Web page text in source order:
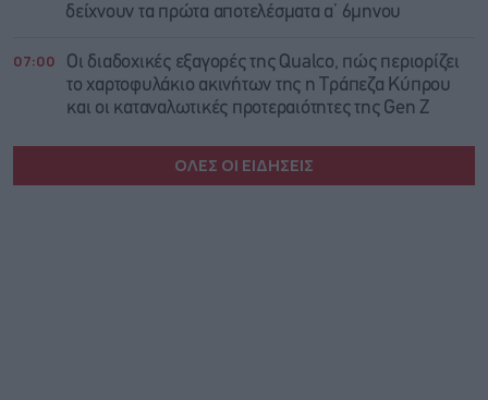
δείχνουν τα πρώτα αποτελέσματα α’ 6μηνου
07:00
Οι διαδοχικές εξαγορές της Qualco, πώς περιορίζει
το χαρτοφυλάκιο ακινήτων της η Τράπεζα Κύπρου
και οι καταναλωτικές προτεραιότητες της Gen Z
ΟΛΕΣ ΟΙ ΕΙΔΗΣΕΙΣ